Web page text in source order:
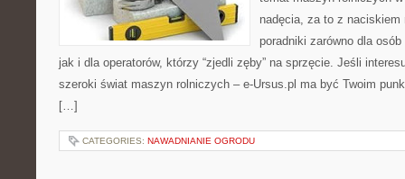
nadęcia, za to z
poradniki zarówno dla
jak i dla operatorów, którzy “zjedli zęby” na sprzęcie. Jeśli
szeroki świat maszyn rolniczych – e-Ursus.pl ma być Twoim
[…]
CATEGORIES: NAWADNIANIE OGRODU